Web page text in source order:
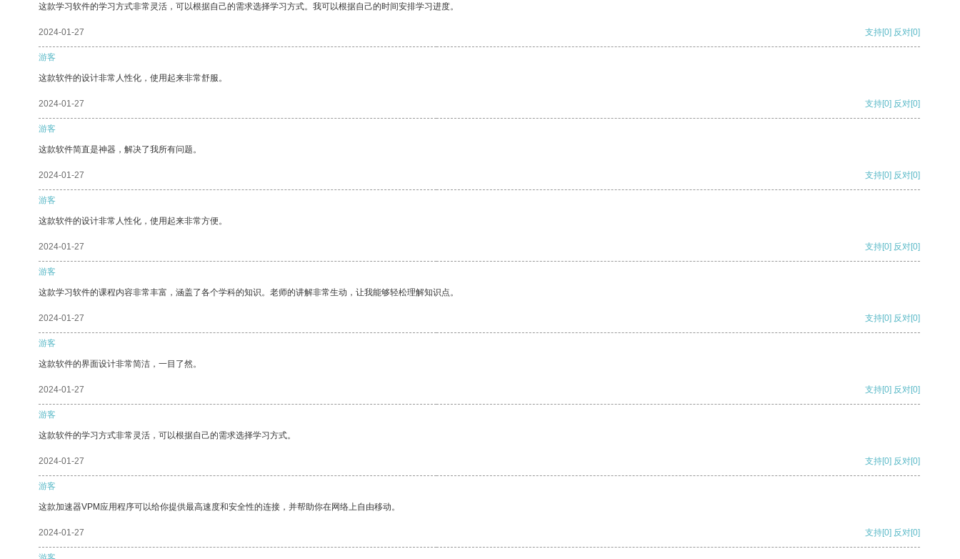
这款学习软件的学习方式非常灵活，可以根据自己的需求选择学习方式。我可以根据自己的时间安排学习进度。
2024-01-27 支持[0] 反对[0]
游客
这款软件的设计非常人性化，使用起来非常舒服。
2024-01-27 支持[0] 反对[0]
游客
这款软件简直是神器，解决了我所有问题。
2024-01-27 支持[0] 反对[0]
游客
这款软件的设计非常人性化，使用起来非常方便。
2024-01-27 支持[0] 反对[0]
游客
这款学习软件的课程内容非常丰富，涵盖了各个学科的知识。老师的讲解非常生动，让我能够轻松理解知识点。
2024-01-27 支持[0] 反对[0]
游客
这款软件的界面设计非常简洁，一目了然。
2024-01-27 支持[0] 反对[0]
游客
这款软件的学习方式非常灵活，可以根据自己的需求选择学习方式。
2024-01-27 支持[0] 反对[0]
游客
这款加速器VPM应用程序可以给你提供最高速度和安全性的连接，并帮助你在网络上自由移动。
2024-01-27 支持[0] 反对[0]